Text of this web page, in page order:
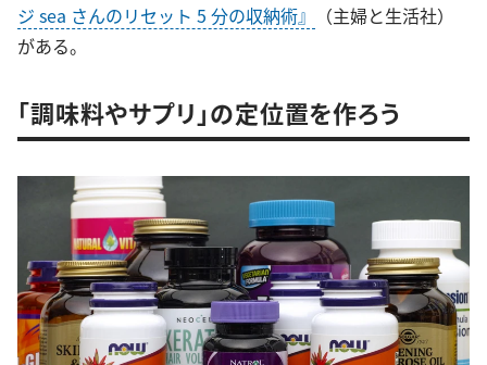
ジ sea さんのリセット 5 分の収納術』
（主婦と生活社）
がある。
「調味料やサプリ」の定位置を作ろう